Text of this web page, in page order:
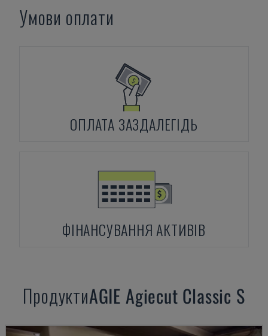
Умови оплати
ОПЛАТА ЗАЗДАЛЕГІДЬ
ФІНАНСУВАННЯ АКТИВІВ
ПродуктиAGIE Agiecut Classic S